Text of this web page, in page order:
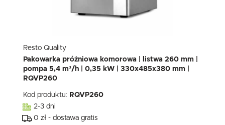
Resto Quality
Pakowarka próżniowa komorowa | listwa 260 mm |
pompa 5,4 m³/h | 0,35 kW | 330x485x380 mm |
RQVP260
Kod produktu: RQVP260
2-3 dni
0 zł - dostawa gratis